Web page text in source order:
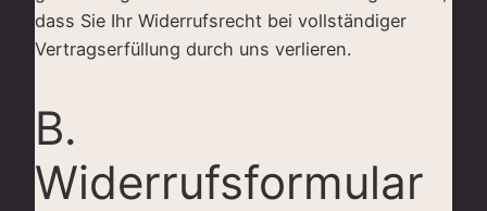
dass Sie Ihr Widerrufsrecht bei vollständiger
Vertragserfüllung durch uns verlieren.
B.
Widerrufsformular